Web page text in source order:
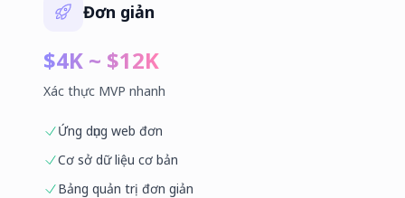
Đơn giản
$4K ~ $12K
Xác thực MVP nhanh
Ứng dụng web đơn
Cơ sở dữ liệu cơ bản
Bảng quản trị đơn giản